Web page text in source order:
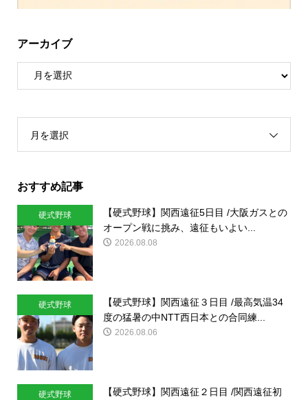
アーカイブ
月を選択
おすすめ記事
硬式野球
【硬式野球】関西遠征5日目 /大阪ガスとの
オープン戦に挑み、遠征もいよい...
2026.08.08
硬式野球
【硬式野球】関西遠征３日目 /最高気温34
度の猛暑の中NTT西日本との合同練...
2026.08.06
硬式野球
【硬式野球】関西遠征２日目 /関西遠征初